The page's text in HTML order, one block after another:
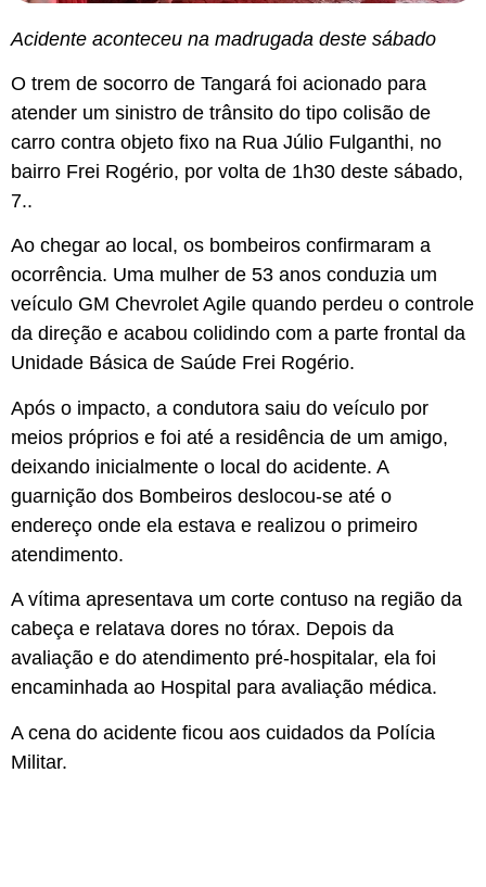
Acidente aconteceu na madrugada deste sábado
O trem de socorro de Tangará foi acionado para
atender um sinistro de trânsito do tipo colisão de
carro contra objeto fixo na Rua Júlio Fulganthi, no
bairro Frei Rogério, por volta de 1h30 deste sábado,
7..
Ao chegar ao local, os bombeiros confirmaram a
ocorrência. Uma mulher de 53 anos conduzia um
veículo GM Chevrolet Agile quando perdeu o controle
da direção e acabou colidindo com a parte frontal da
Unidade Básica de Saúde Frei Rogério.
Após o impacto, a condutora saiu do veículo por
meios próprios e foi até a residência de um amigo,
deixando inicialmente o local do acidente. A
guarnição dos Bombeiros deslocou-se até o
endereço onde ela estava e realizou o primeiro
atendimento.
A vítima apresentava um corte contuso na região da
cabeça e relatava dores no tórax. Depois da
avaliação e do atendimento pré-hospitalar, ela foi
encaminhada ao Hospital para avaliação médica.
A cena do acidente ficou aos cuidados da Polícia
Militar.